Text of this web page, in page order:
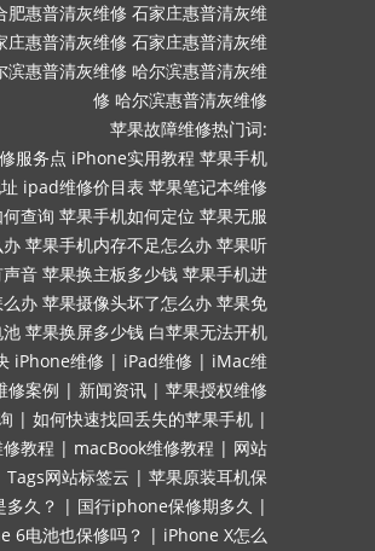
肥惠普清灰维修 石家庄惠普清灰维
庄惠普清灰维修 石家庄惠普清灰维
滨惠普清灰维修 哈尔滨惠普清灰维
修 哈尔滨惠普清灰维修
苹果故障维修热门词:
服务点 iPhone实用教程 苹果手机
ipad维修价目表 苹果笔记本维修
何查询 苹果手机如何定位 苹果无服
苹果手机内存不足怎么办 苹果听
音 苹果换主板多少钱 苹果手机进
办 苹果摄像头坏了怎么办 苹果免
池 苹果换屏多少钱 白苹果无法开机
iPhone维修 | iPad维修 | iMac维
修案例 | 新闻资讯 | 苹果授权维修
| 如何快速找回丢失的苹果手机 |
教程 | macBook维修教程 | 网站
Tags网站标签云 | 苹果原装耳机保
多久？ | 国行iphone保修期多久 |
6电池也保修吗？ | iPhone X怎么